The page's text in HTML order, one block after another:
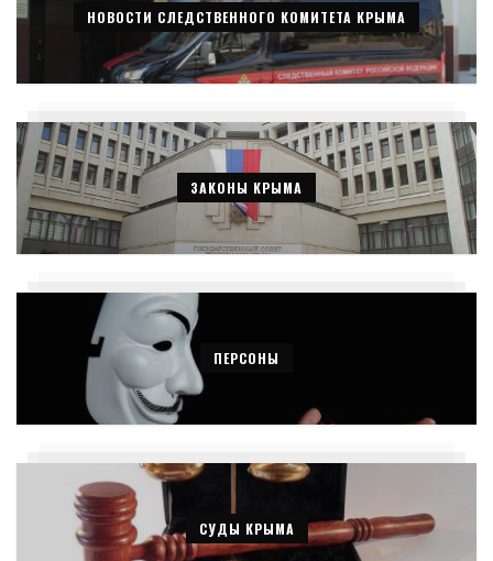
НОВОСТИ СЛЕДСТВЕННОГО КОМИТЕТА КРЫМА
ЗАКОНЫ КРЫМА
ПЕРСОНЫ
СУДЫ КРЫМА